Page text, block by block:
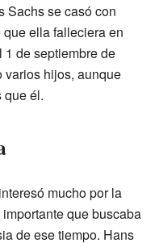
Sachs se casó con
ella falleciera en
1 de septiembre de
varios hijos, aunque
que él.
mucho por la
que buscaba
de ese tiempo. Hans